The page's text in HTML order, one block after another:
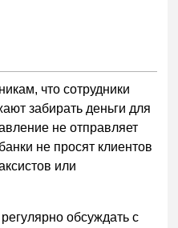
что сотрудники
забирать деньги для
не отправляет
не просят клиентов
или
обсуждать с